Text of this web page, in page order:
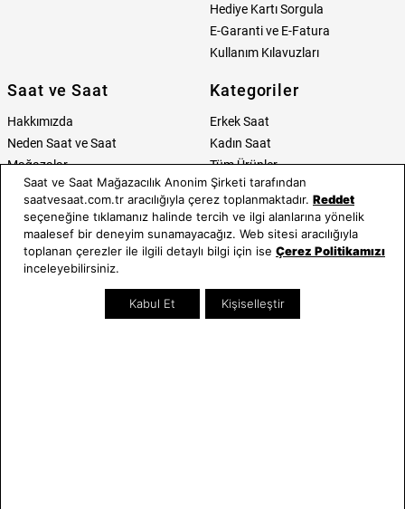
Hediye Kartı Sorgula
E-Garanti ve E-Fatura
Kullanım Kılavuzları
Saat ve Saat
Hakkımızda
Neden Saat ve Saat
Mağazalar
Kurumsal Satış
Mağazada Teknik Servis
Yatırımcı İlişkileri
Kategoriler
Erkek Saat
Kadın Saat
Tüm Ürünler
Takı & Aksesuar
Kampanyalar
İndirimliler
Online Özel
Saat ve Saat Mağazacılık Anonim Şirketi tarafından
saatvesaat.com.tr aracılığıyla çerez toplanmaktadır. Reddet
seçeneğine tıklamanız halinde tercih ve ilgi alanlarına yönelik
maalesef bir deneyim sunamayacağız. Web sitesi aracılığıyla
toplanan çerezler ile ilgili detaylı bilgi için ise Çerez Politikamızı
inceleyebilirsiniz.
Kabul Et Kişiselleştir